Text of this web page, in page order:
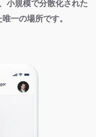
小規模で分散化された
一の場所です。